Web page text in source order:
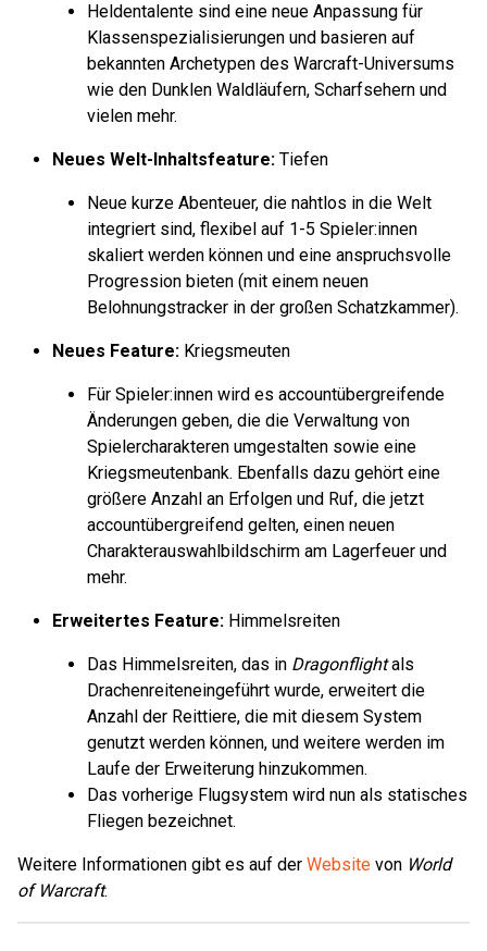
Heldentalente sind eine neue Anpassung für
Klassenspezialisierungen und basieren auf
bekannten Archetypen des Warcraft-Universums
wie den Dunklen Waldläufern, Scharfsehern und
vielen mehr.
Neues Welt-Inhaltsfeature: Tiefen
Neue kurze Abenteuer, die nahtlos in die Welt
integriert sind, flexibel auf 1-5 Spieler:innen
skaliert werden können und eine anspruchsvolle
Progression bieten (mit einem neuen
Belohnungstracker in der großen Schatzkammer).
Neues Feature: Kriegsmeuten
Für Spieler:innen wird es accountübergreifende
Änderungen geben, die die Verwaltung von
Spielercharakteren umgestalten sowie eine
Kriegsmeutenbank. Ebenfalls dazu gehört eine
größere Anzahl an Erfolgen und Ruf, die jetzt
accountübergreifend gelten, einen neuen
Charakterauswahlbildschirm am Lagerfeuer und
mehr.
Erweitertes Feature: Himmelsreiten
Das Himmelsreiten, das in Dragonflightals
Drachenreiteneingeführt wurde, erweitert die
Anzahl der Reittiere, die mit diesem System
genutzt werden können, und weitere werden im
Laufe der Erweiterung hinzukommen.
Das vorherige Flugsystem wird nun als statisches
Fliegen bezeichnet.
Weitere Informationen gibt es auf der Website von World
of Warcraft.